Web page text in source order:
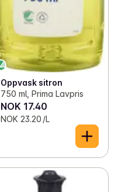
Oppvask sitron
750 ml, Prima Lavpris
NOK 17.40
NOK 23.20 /L